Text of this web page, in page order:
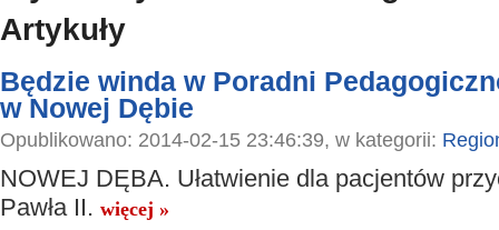
Artykuły
Będzie winda w Poradni
w Nowej Dębie
Opublikowano: 2014-02-15 23:46:39, w kategorii:
NOWEJ DĘBA. Ułatwienie dla pacjentów
Pawła II. więcej »